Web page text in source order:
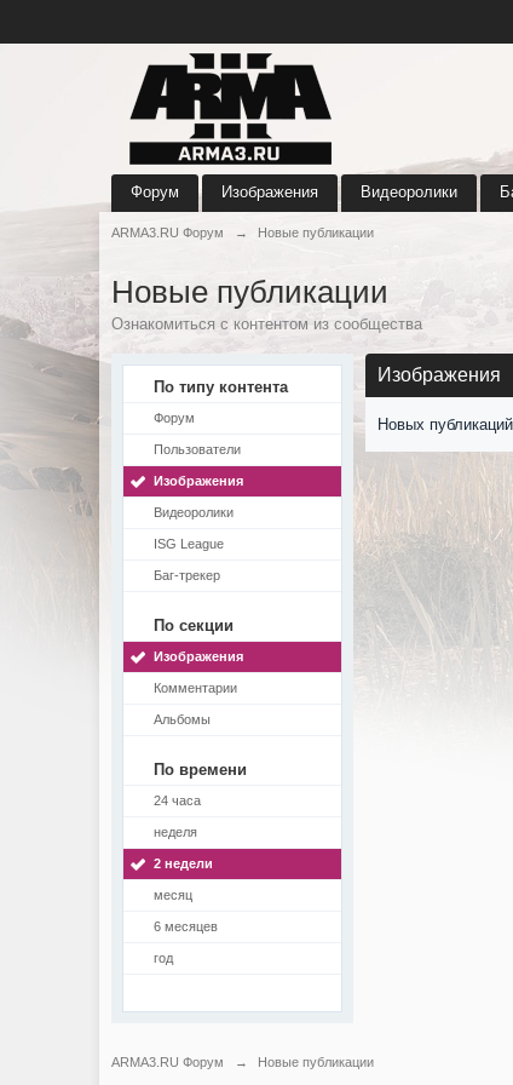
Форум Изображения Видеоролики
ARMA3.RU Форум → Новые публикации
Новые публикации
Ознакомиться с контентом из сообщества
По типу контента
Форум
Пользователи
Изображения
Видеоролики
ISG League
Баг-трекер
По секции
Изображения
Комментарии
Альбомы
По времени
24 часа
неделя
2 недели
месяц
6 месяцев
год
Изображения
Новых
ARMA3.RU Форум → Новые публикации